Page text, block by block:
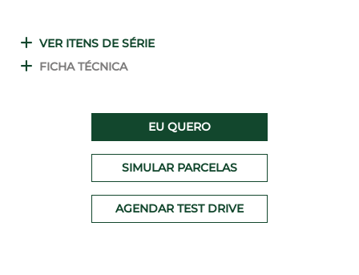
VER ITENS DE SÉRIE
FICHA TÉCNICA
EU QUERO
SIMULAR PARCELAS
AGENDAR TEST DRIVE